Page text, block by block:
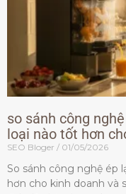
so sánh công
loại nào tốt hơn
SEO Bloger 01/05/2026
So sánh công nghệ ép
hơn cho kinh doanh và